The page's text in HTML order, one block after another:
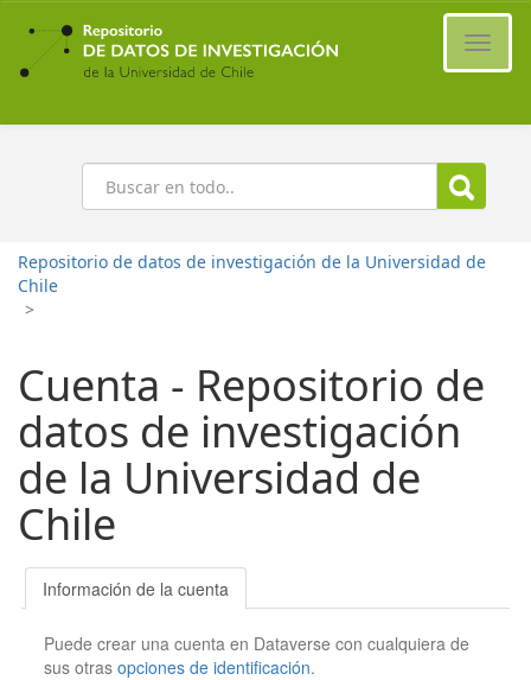
Ir
contenido
principal
Buscar
Repositorio de datos de investigación de la Universidad de
Chile
>
Cuenta - Repositorio de
datos de investigación
de la Universidad de
Chile
Información de la cuenta
Puede crear una cuenta en Dataverse con cualquiera de
sus otrasopciones de identificación.